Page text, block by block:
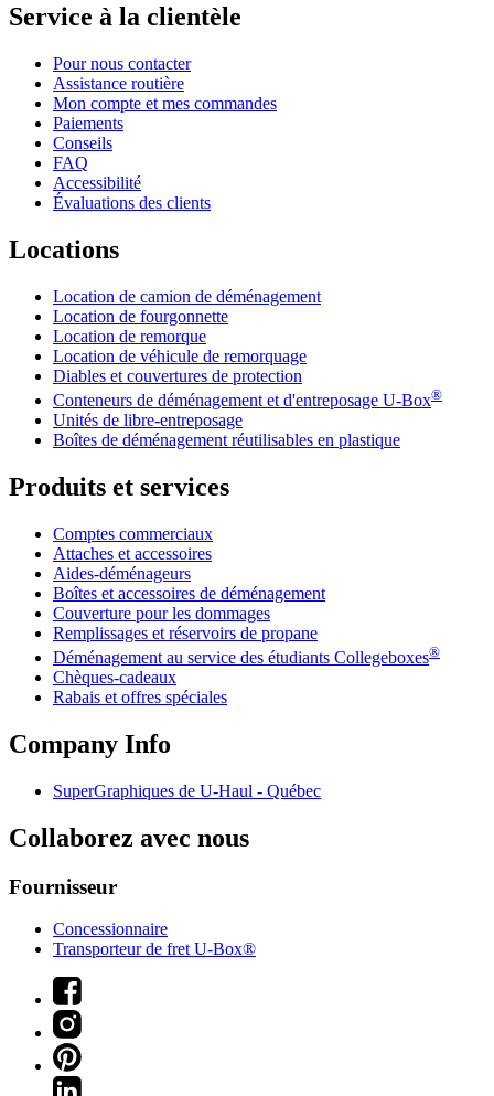
Service à la clientèle
Pour nous contacter
Assistance routière
Mon compte et mes commandes
Paiements
Conseils
FAQ
Accessibilité
Évaluations des clients
Locations
Location de camion de déménagement
Location de fourgonnette
Location de remorque
Location de véhicule de remorquage
Diables et couvertures de protection
Conteneurs de déménagement et d'entreposage U-Box®
Unités de libre-entreposage
Boîtes de déménagement réutilisables en plastique
Produits et services
Comptes commerciaux
Attaches et accessoires
Aides-déménageurs
Boîtes et accessoires de déménagement
Couverture pour les dommages
Remplissages et réservoirs de propane
Déménagement au service des étudiants Collegeboxes®
Chèques-cadeaux
Rabais et offres spéciales
Company Info
SuperGraphiques de U-Haul - Québec
Collaborez avec nous
Fournisseur
Concessionnaire
Transporteur de fret U-Box®